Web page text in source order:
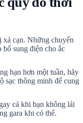
xả cạn. Những chuyến
sung điện cho ắc
hạn hơn một tuần, hãy
sạc thông minh để cung
cả khi bạn không lái
gara khi có thể.